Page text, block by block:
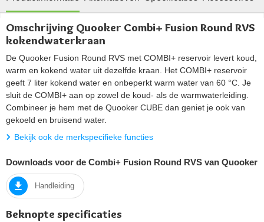
Omschrijving Quooker Combi+ Fusion Round RVS
kokendwaterkraan
De Quooker Fusion Round RVS met COMBI+ reservoir levert koud,
warm en kokend water uit dezelfde kraan. Het COMBI+ reservoir
geeft 7 liter kokend water en onbeperkt warm water van 60 °C. Je
sluit de COMBI+ aan op zowel de koud- als de warmwaterleiding.
Combineer je hem met de Quooker CUBE dan geniet je ook van
gekoeld en bruisend water.
Bekijk ook de merkspecifieke functies
Downloads voor de Combi+ Fusion Round RVS van Quooker
Handleiding
Beknopte specificaties